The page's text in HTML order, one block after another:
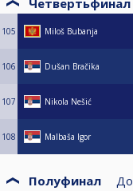
Четвертьфинал
105 Miloš Bubanja
106 Dušan Bračika
107 Nikola Nešić
108 Malbaša Igor
Полуфинал До